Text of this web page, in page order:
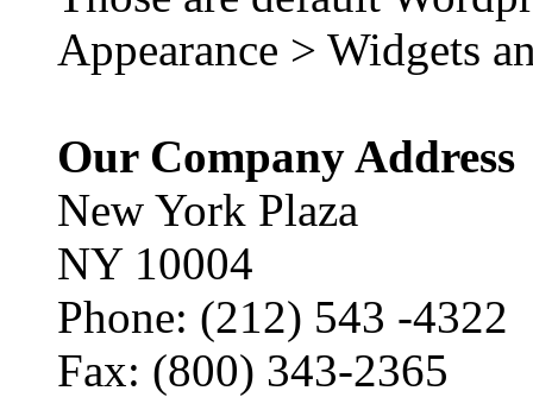
Appearance > Widgets
Our Company Address
New York Plaza
NY 10004
Phone: (212) 543 -4322
Fax: (800) 343-2365